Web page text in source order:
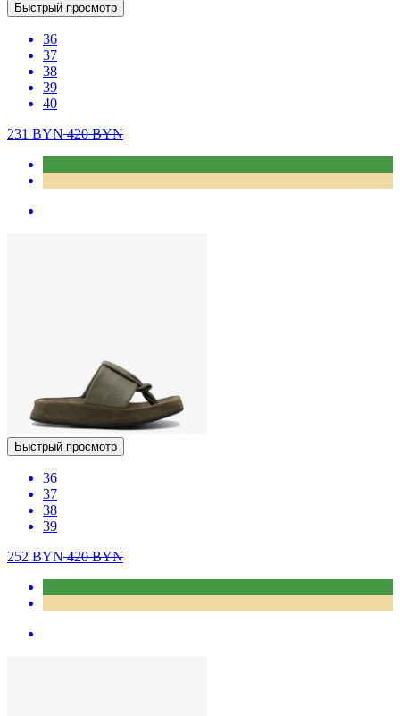
Быстрый просмотр
36
37
38
39
40
231 BYN420BYN
Быстрый просмотр
36
37
38
39
252 BYN420BYN